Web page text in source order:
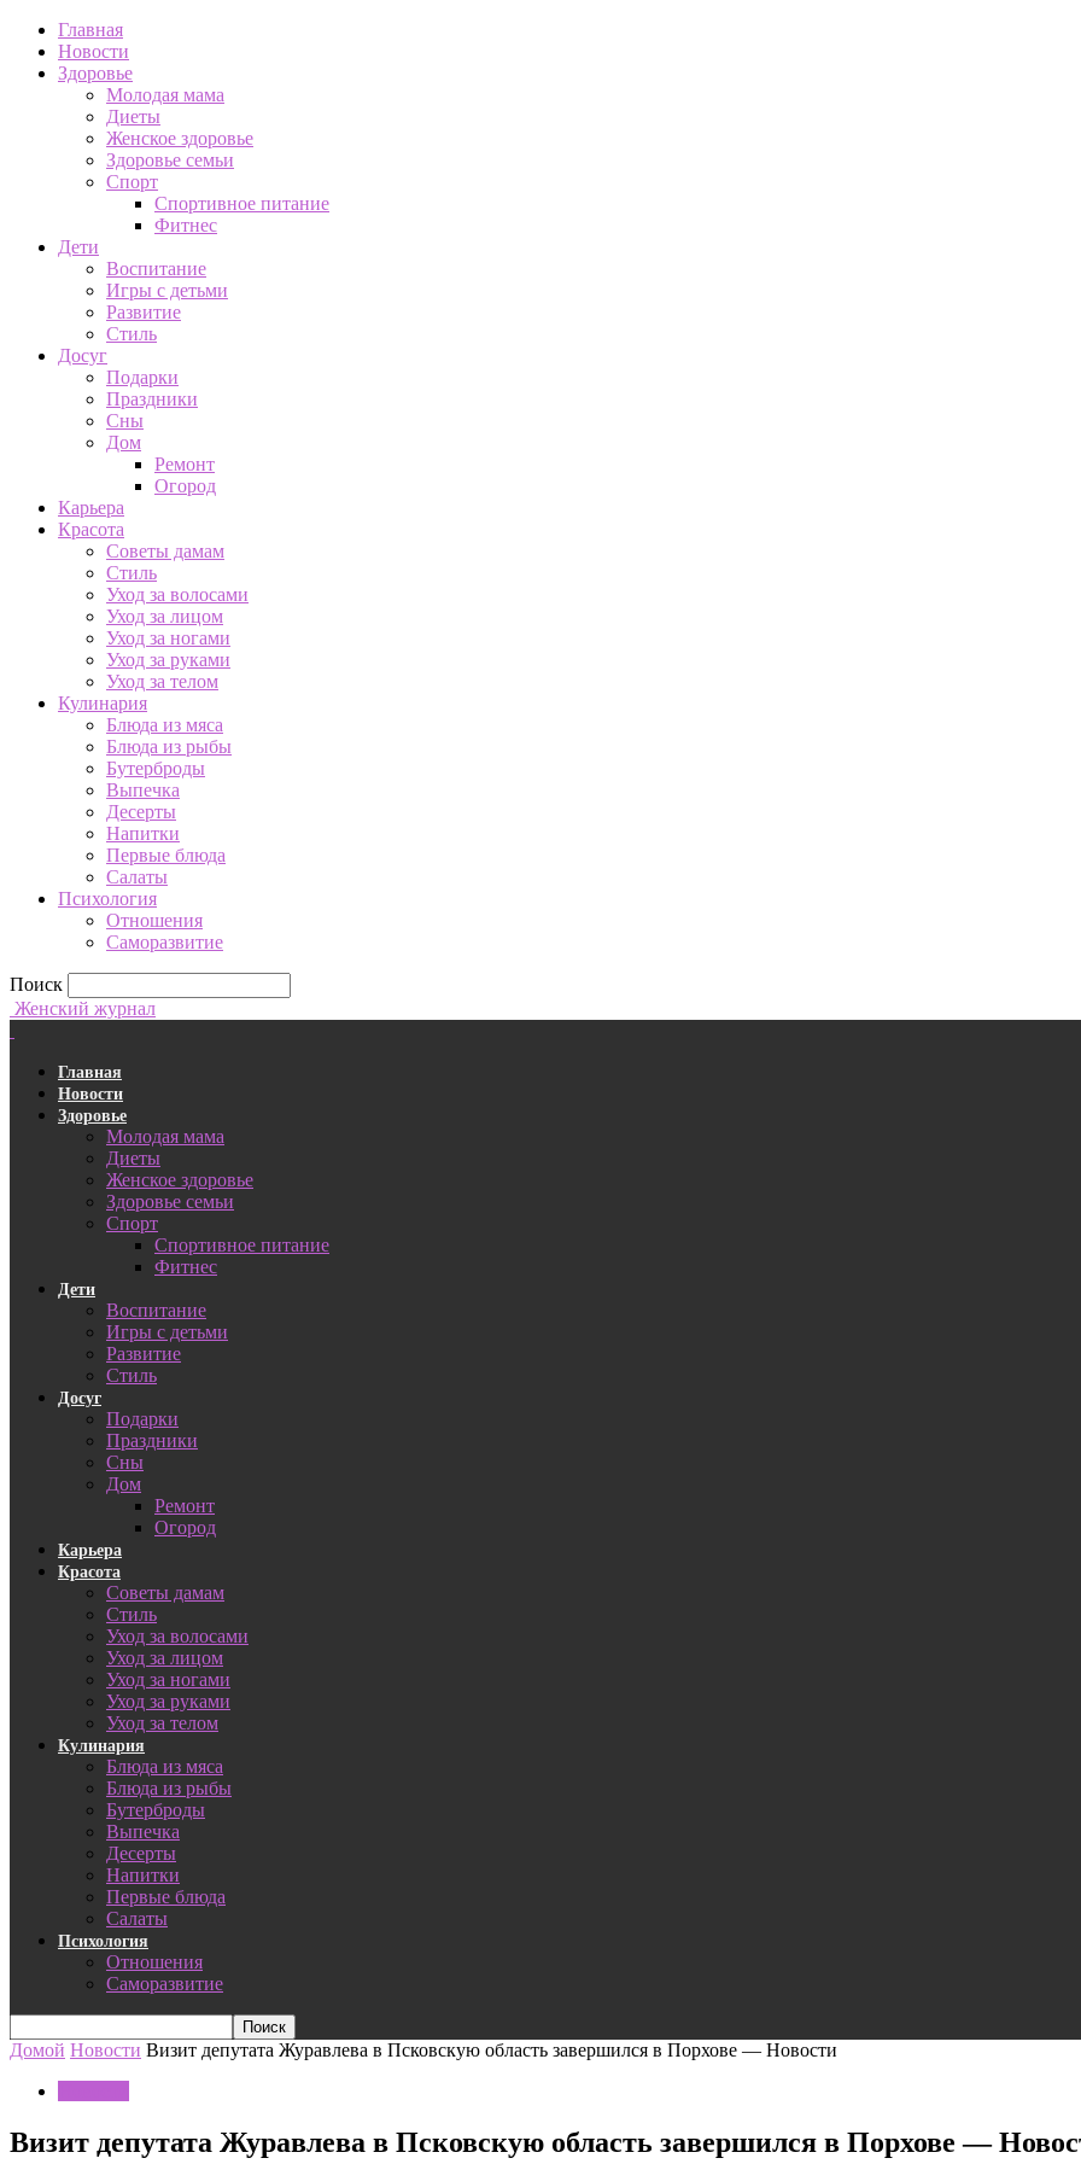
Главная
Новости
Здоровье
Молодая мама
Диеты
Женское здоровье
Здоровье семьи
Спорт
Спортивное питание
Фитнес
Дети
Воспитание
Игры с детьми
Развитие
Стиль
Досуг
Подарки
Праздники
Сны
Дом
Ремонт
Огород
Карьера
Красота
Советы дамам
Стиль
Уход за волосами
Уход за лицом
Уход за ногами
Уход за руками
Уход за телом
Кулинария
Блюда из мяса
Блюда из рыбы
Бутерброды
Выпечка
Десерты
Напитки
Первые блюда
Салаты
Психология
Отношения
Саморазвитие
Поиск
Женский журнал
Главная
Новости
Здоровье
Молодая мама
Диеты
Женское здоровье
Здоровье семьи
Спорт
Спортивное питание
Фитнес
Дети
Воспитание
Игры с детьми
Развитие
Стиль
Досуг
Подарки
Праздники
Сны
Дом
Ремонт
Огород
Карьера
Красота
Советы дамам
Стиль
Уход за волосами
Уход за лицом
Уход за ногами
Уход за руками
Уход за телом
Кулинария
Блюда из мяса
Блюда из рыбы
Бутерброды
Выпечка
Десерты
Напитки
Первые блюда
Салаты
Психология
Отношения
Саморазвитие
Домой Новости Визит депутата Журавлева в Псковскую область завершился в Порхове — Новости
Визит депутата Журавлева в Псковскую область завершился в Порхове —